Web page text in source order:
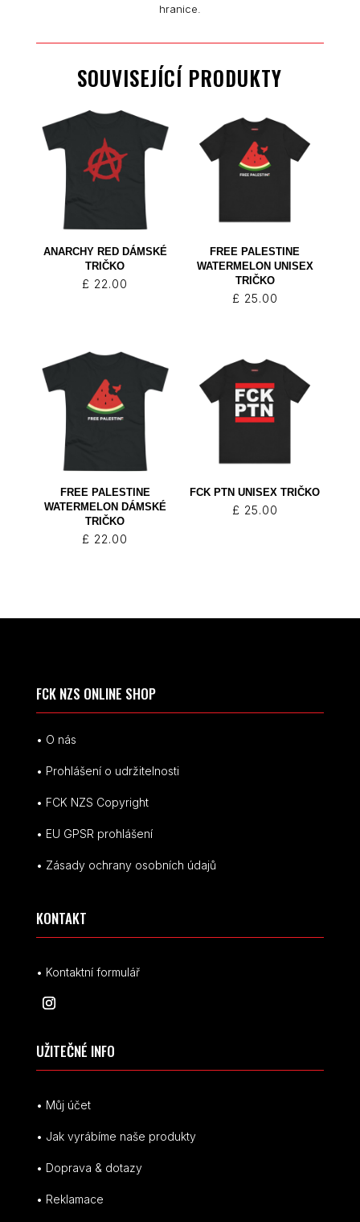
hranice.
SOUVISEJÍCÍ PRODUKTY
ANARCHY RED DÁMSKÉ
TRIČKO
£ 22.00
FREE PALESTINE
WATERMELON UNISEX
TRIČKO
£ 25.00
FREE PALESTINE
WATERMELON DÁMSKÉ
TRIČKO
£ 22.00
FCK PTN UNISEX TRIČKO
£ 25.00
FCK NZS ONLINE SHOP
• O nás
• Prohlášení o udržitelnosti
• FCK NZS Copyright
• EU GPSR prohlášení
• Zásady ochrany osobních údajů
KONTAKT
• Kontaktní formulář
UŽITEČNÉ INFO
• Můj účet
• Jak vyrábíme naše produkty
• Doprava & dotazy
• Reklamace